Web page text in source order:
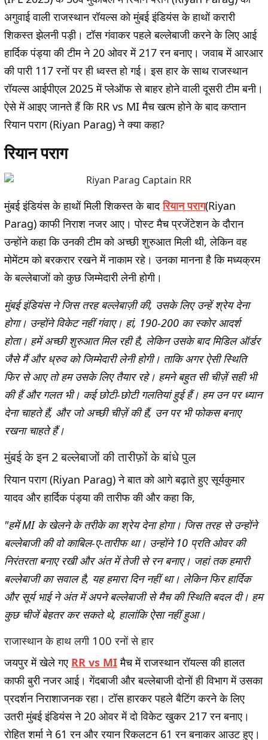
अगुवाई वाली राजस्थान रॉयल्स को मुंबई इंडियंस के हाथों करारी
शिकस्त झेलनी पड़ी। टॉस गंवाकर पहले बल्लेबाजी करने के लिए आई
हार्दिक पंड्या की टीम ने 20 ओवर में 217 रन बनाए। जवाब में आरआर
की पारी 117 रनों पर ही ध्वस्त हो गई। इस हार के साथ राजस्थान
रॉयल्स आईपीएल 2025 में प्लेऑफ से बाहर होने वाली दूसरी टीम बनी।
ऐसे में आइए जानते हैं कि RR vs MI मैच खत्म होने के बाद कप्तान
रियान पराग (Riyan Parag) ने क्या कहा?
रियान पराग
मुंबई इंडियंस के हाथों मिली शिकस्त के बादरियान पराग(Riyan
Parag) काफी निराश नजर आए। पोस्ट मैच प्रजेंटेशन के दौरान
उन्होंने कहा कि उनकी टीम को अच्छी शुरुआत मिली थी, लेकिन वह
मोमेंटम को बरकरार रखने में नाकाम रहे। उनका मानना ​​है कि मध्यक्रम
के बल्लेबाजों को कुछ जिम्मेदारी लेनी होगी।
मुंबई इंडियंस ने जिस तरह बल्लेबाज़ी की, उसके लिए उन्हें श्रेय देना
होगा। उन्होंने विकेट नहीं गंवाए। हां, 190-200 का स्कोर आदर्श
होता। हमें अच्छी शुरुआत मिल रही है, लेकिन उसके बाद मिडिल ऑर्डर
जैसे मैं और ध्रुव को जिम्मेदारी लेनी होगी। ताकि अगर ऐसी स्थिति
फिर से आए तो हम उसके लिए तैयार रहे। हमने बहुत सी चीज़ें सही भी
की हैं और गलत भी। कई छोटी-छोटी गलतियां हुई हैं। हम उन पर ध्यान
देना चाहते हैं, और जो अच्छी चीज़ें की हैं, उन पर भी फोकस बनाए
रखना चाहते हैं।
मुंबई के इन 2 बल्लेबाजों की तारीफ़ों के बांधे पुल
रियान पराग (Riyan Parag) ने बात को आगे बढ़ाते हुए सूर्यकुमार
यादव और हार्दिक पंड्या की तारीफ की और कहा कि,
"हमें MI के खेलने के तरीके का श्रेय देना होगा। जिस तरह से उन्होंने
बल्लेबाजी की वो काबिल-ए-तारीफ था। उन्होंने 10 प्रति ओवर की
निरंतरता बनाए रखी और अंत में तेजी से रन बनाए। जहां तक ​​हमारी
बल्लेबाजी का सवाल है, यह हमारा दिन नहीं था। लेकिन फिर हार्दिक
और सूर्य भाई ने अंत में अपने बल्लेबाजी से मैच की स्थिति बदल दी। हम
कुछ चीजें बेहतर कर सकते थे, हालांकि ऐसा नहीं हुआ।
राजास्थान के हाथ लगी 100 रनों से हार
जयपुर में खेले गए RR vs MIमैच में राजस्थान रॉयल्स की हालत
काफी बुरी नजर आई। गेंदबाजी और बल्लेबाजी दोनों ही विभाग में उसका
प्रदर्शन निराशाजनक रहा। टॉस हारकर पहले बैटिंग करने के लिए
उतरी मुंबई इंडियंस ने 20 ओवर में दो विकेट खुकर 217 रन बनाए।
रोहित शर्मा ने 61 रन और रयान रिकलटन 61 रन बनाकर आउट हुए।